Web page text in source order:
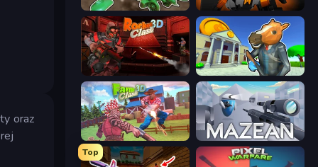
oraz
Soldiers - Capture and Control! Destructors Online
Rocket Clash 3D Bank Robbery 3
Farm Clash 3D Mazean
Top